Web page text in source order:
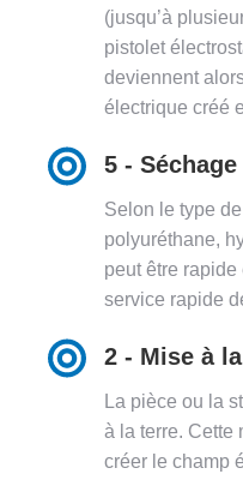
(jusqu’à
pistolet
deviennent
électrique créé
5 -
Selon le type
polyuréthane,
peut être rapide
service rapide
2 - Mise à
La pièce ou la
à la terre. Cette
créer le champ